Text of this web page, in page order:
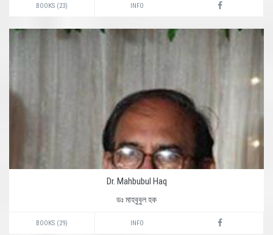
BOOKS (23) INFO
Dr. Mahbubul Haq
ডঃ মাহবুবুল হক
BOOKS (29) INFO